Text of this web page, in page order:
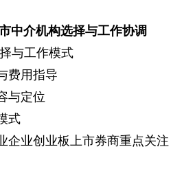
中介机构选择与工作协调
与工作模式
费用指导
与定位
式
企业创业板上市券商重点关注